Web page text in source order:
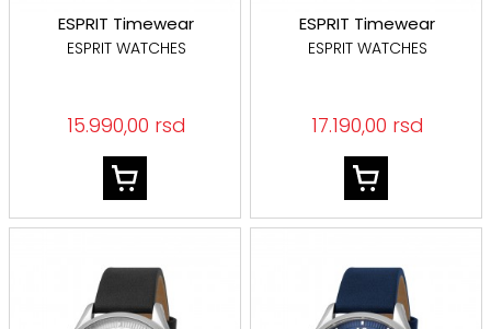
ESPRIT Timewear
ESPRIT WATCHES
15.990,00 rsd
ESPRIT Timewear
ESPRIT WATCHES
17.190,00 rsd